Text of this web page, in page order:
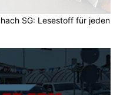
SG: Lesestoff für jeden